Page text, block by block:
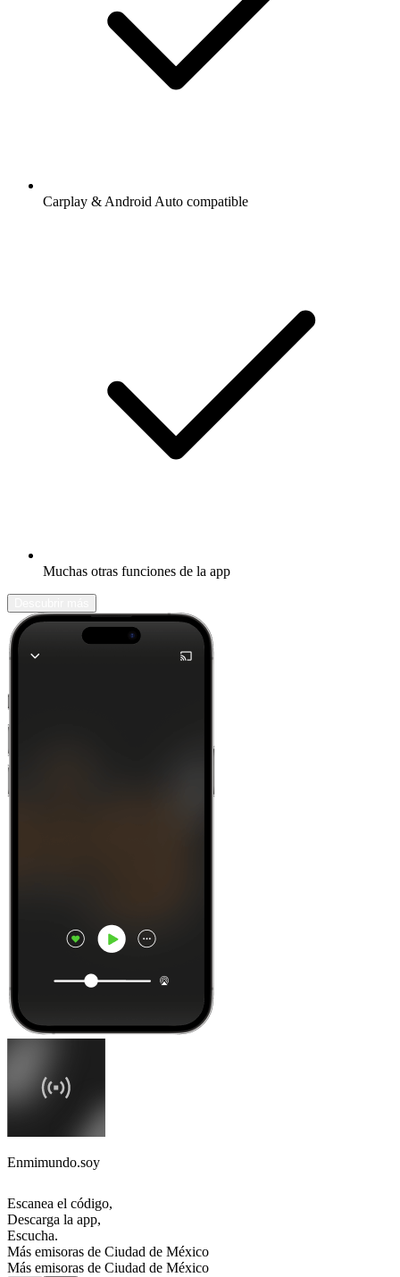
Carplay & Android Auto compatible
Muchas otras funciones de la app
Enmimundo.soy
Escanea el código,
Descarga la app,
Escucha.
Más emisoras de Ciudad de México
Más emisoras de Ciudad de México